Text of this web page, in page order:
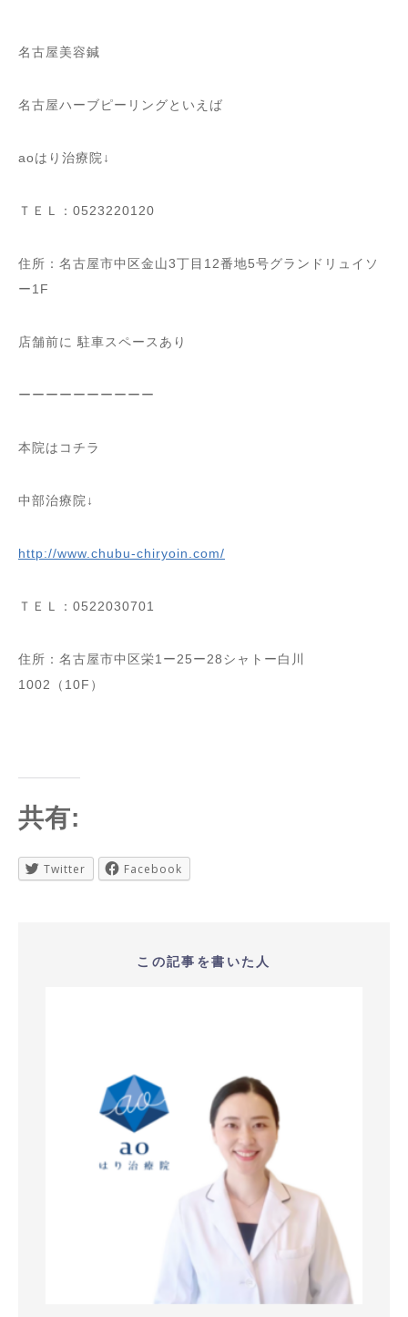
名古屋美容鍼
名古屋ハーブピーリングといえば
aoはり治療院↓
ＴＥＬ：0523220120
住所：名古屋市中区金山3丁目12番地5号グランドリュイソ
ー1F
店舗前に 駐車スペースあり
ーーーーーーーーーー
本院はコチラ
中部治療院↓
http://www.chubu-chiryoin.com/
ＴＥＬ：0522030701
住所：名古屋市中区栄1ー25ー28シャトー白川
1002（10F）
共有:
Twitter Facebook
この記事を書いた人